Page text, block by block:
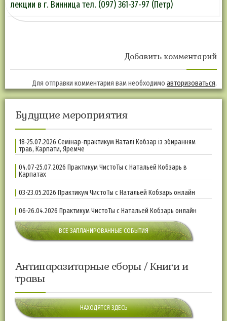
лекции в г. Винница тел. (097) 361-37-97 (Петр)
Добавить комментарий
Для отправки комментария вам необходимо авторизоваться.
Будущие мероприятия
18-25.07.2026 Семінар-практикум Наталі Кобзар із збиранням
трав, Карпати, Яремче
04.07-25.07.2026 Практикум ЧистоТы с Натальей Кобзарь в
Карпатах
03-23.05.2026 Практикум ЧистоТы с Натальей Кобзарь онлайн
06-26.04.2026 Практикум ЧистоТы с Натальей Кобзарь онлайн
ВСЕ ЗАПЛАНИРОВАННЫЕ СОБЫТИЯ
Антипаразитарные сборы / Книги и
травы
НАХОДЯТСЯ ЗДЕСЬ